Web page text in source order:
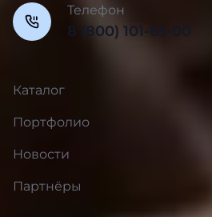
Телефон
8 (800) 101-63-00
Каталог
Портфолио
Новости
Партнёры